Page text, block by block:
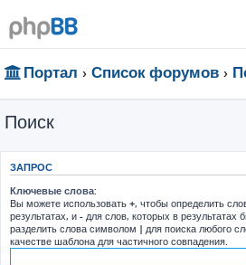
Портал Список форумов
Поиск
ЗАПРОС
Ключевые слова:
Вы можете использовать +, чтобы определить
результатах, и - для слов, которых в
разделить слова символом | для поиска любого
качестве шаблона для частичного совпадения.